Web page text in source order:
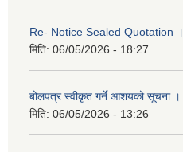
Re- Notice Sealed Quotation ।
मिति: 06/05/2026 - 18:27
बोलपत्र स्वीकृत गर्ने आशयको सूचना ।
मिति: 06/05/2026 - 13:26